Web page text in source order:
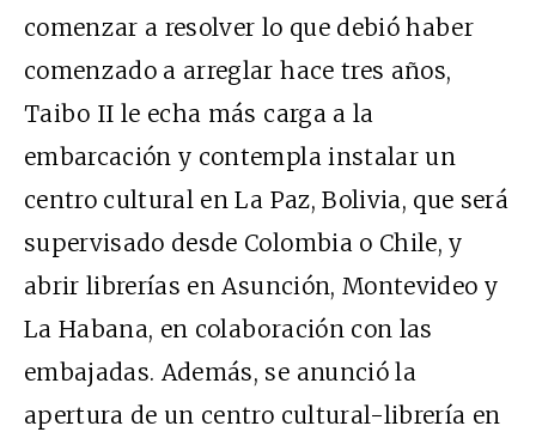
comenzar a resolver lo que debió haber
comenzado a arreglar hace tres años,
Taibo II le echa más carga a la
embarcación y contempla instalar un
centro cultural en La Paz, Bolivia, que será
supervisado desde Colombia o Chile, y
abrir librerías en Asunción, Montevideo y
La Habana, en colaboración con las
embajadas. Además, se anunció la
apertura de un centro cultural-librería en